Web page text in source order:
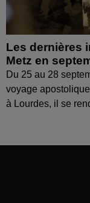
Les dernières
Metz en
Du 25 au 28
voyage
à Lourdes, il se